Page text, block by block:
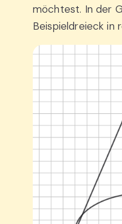
möchtest. In der
Beispieldreieck in